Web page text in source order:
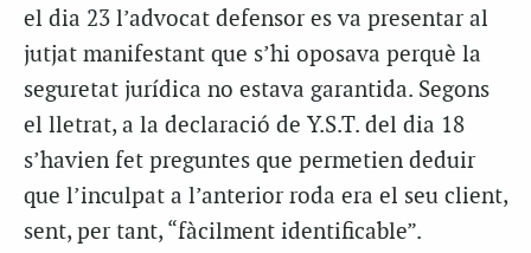
el dia 23 l’advocat defensor es va presentar al
jutjat manifestant que s’hi oposava perquè la
seguretat jurídica no estava garantida. Segons
el lletrat, a la declaració de Y.S.T. del dia 18
s’havien fet preguntes que permetien deduir
que l’inculpat a l’anterior roda era el seu client,
sent, per tant, “fàcilment identificable”.